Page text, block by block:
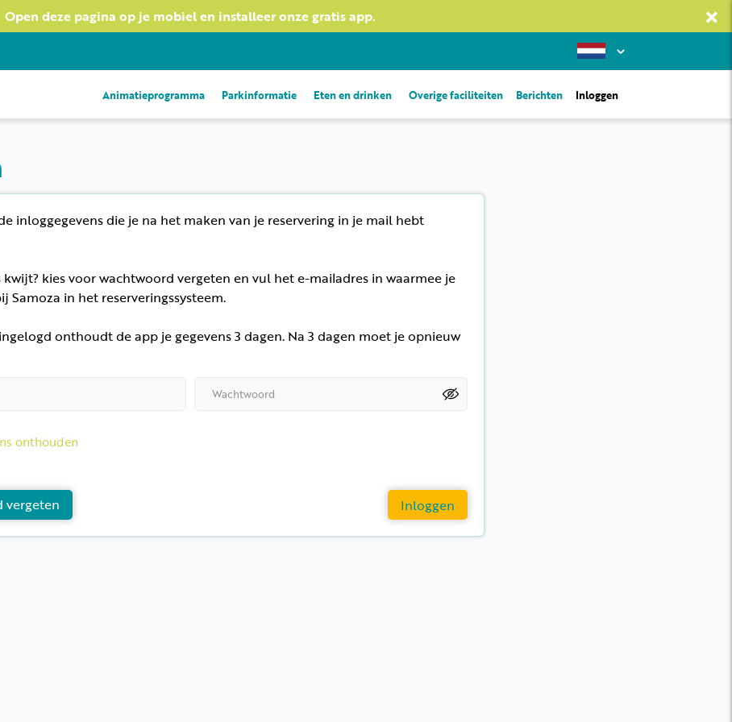
Open deze pagina op je mobiel en installeer onze gratis app. ×
Animatieprogramma Parkinformatie Eten en drinken Overige faciliteiten Berichten Inloggen
inloggegevens die je na het maken van je reservering in je mail hebt
kwijt? kies voor wachtwoord vergeten en vul het e-mailadres in waarmee je
Samoza in het reserveringssysteem.
onthoudt de app je gegevens 3 dagen. Na 3 dagen moet je opnieuw
onthouden
vergeten Inloggen